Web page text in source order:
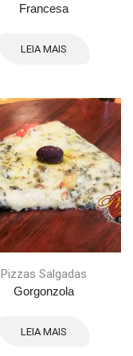
Francesa
LEIA MAIS
Pizzas Salgadas
Gorgonzola
LEIA MAIS